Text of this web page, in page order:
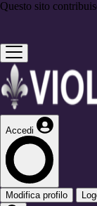
Questo sito
Accedi
Modifica profilo